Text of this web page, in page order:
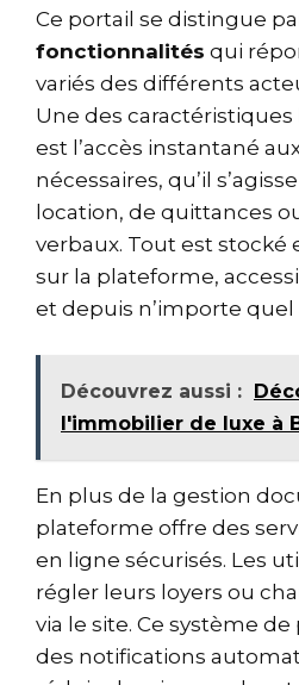
Ce portail se distingue
fonctionnalités qui
variés des différents
Une des
est l’accès instantané
nécessaires, qu’il
location, de quittances
verbaux. Tout est stocké
sur la plateforme,
et depuis n’importe quel
Découvrez aussi :
l'immobilier de luxe à
En plus de la gestion
plateforme offre des
en ligne sécurisés. Les
régler leurs loyers ou
via le site. Ce système
des notifications